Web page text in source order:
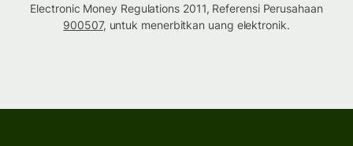
Electronic Money Regulations 2011, Referensi Perusahaan
900507, untuk menerbitkan uang elektronik.